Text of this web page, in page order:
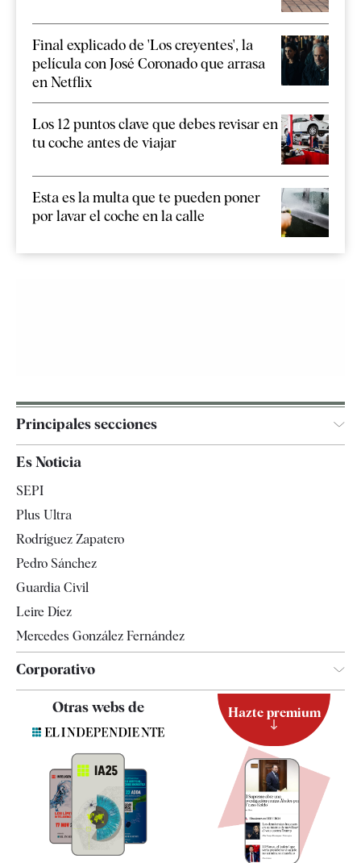
Final explicado de 'Los creyentes', la
película con José Coronado que arrasa
en Netflix
Los 12 puntos clave que debes revisar en
tu coche antes de viajar
Esta es la multa que te pueden poner
por lavar el coche en la calle
Principales secciones
España
Televisión
Es Noticia
SEPI
Plus Ultra
Rodríguez Zapatero
Pedro Sánchez
Guardia Civil
Leire Díez
Mercedes González Fernández
Corporativo
Contacto
Quiénes somos
Especificaciones
Otras webs de Hazte premium